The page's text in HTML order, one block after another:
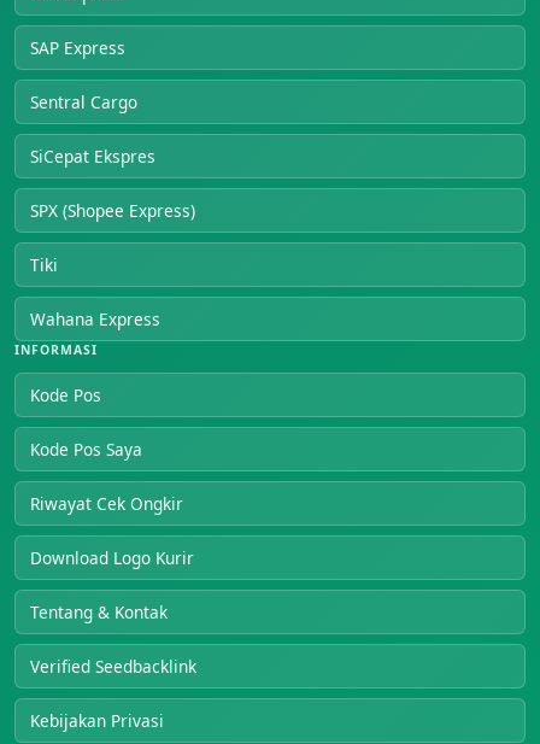
SAP Express
Sentral Cargo
SiCepat Ekspres
SPX (Shopee Express)
Tiki
Wahana Express
INFORMASI
Kode Pos
Kode Pos Saya
Riwayat Cek Ongkir
Download Logo Kurir
Tentang & Kontak
Verified Seedbacklink
Kebijakan Privasi